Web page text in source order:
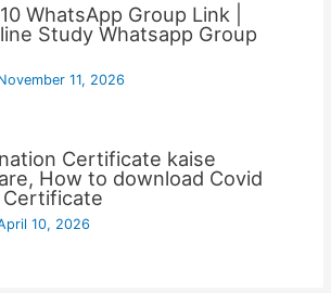
WhatsApp Group Link |
Study Whatsapp Group
11, 2026
Certificate kaise
How to download Covid
Certificate
10, 2026